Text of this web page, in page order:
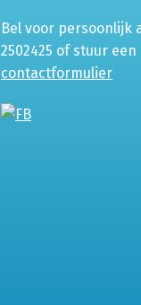
Bel voor persoonlijk
2502425 of stuur
contactformulier